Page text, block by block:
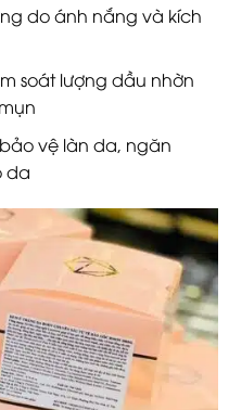
do ánh nắng và kích
soát lượng dầu nhờn
vệ làn da, ngăn
da